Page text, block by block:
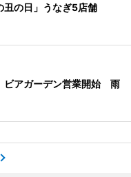
丑の日」うなぎ5店舗
ビアガーデン営業開始 雨